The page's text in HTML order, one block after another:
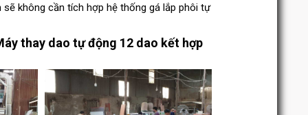
không cần tích hợp hệ thống gá lắp phôi tự
thay dao tự động 12 dao kết hợp